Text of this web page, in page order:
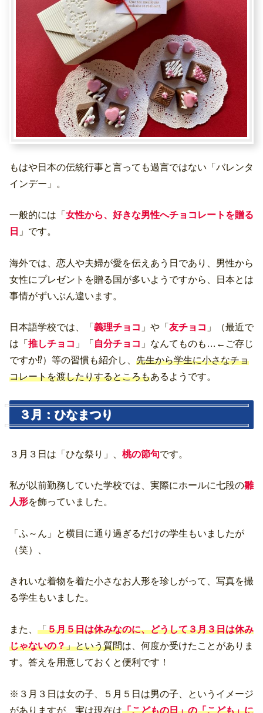
もはや日本の伝統行事と言っても過言ではない「バレンタ
インデー」。
一般的には「 女性から、好きな男性へチョコレートを贈る
日 」です。
海外では、恋人や夫婦が愛を伝えあう日であり、男性から
女性にプレゼントを贈る国が多いようですから、日本とは
事情がずいぶん違います。
日本語学校では、「 義理チョコ 」や「 友チョコ 」（最近で
は「 推しチョコ 」「 自分チョコ 」なんてものも…←ご存じ
ですか⁉）等の習慣も紹介し、 先生から学生に小さなチョ
コレートを渡したりするところもあるようです。
３月：ひなまつり
３月３日は「ひな祭り」、 桃の節句です。
私が以前勤務していた学校では、実際にホールに七段の雛
人形を飾っていました。
「ふ～ん」と横目に通り過ぎるだけの学生もいましたが
（笑）、
きれいな着物を着た小さなお人形を珍しがって、写真を撮
る学生もいました。
また、 「５月５日は休みなのに、どうして３月３日は休み
じゃないの？」という質問は、何度か受けたことがありま
す。答えを用意しておくと便利です！
※３月３日は女の子、５月５日は男の子、というイメージ
がありますが、実は現在は「こどもの日」の「こども」に